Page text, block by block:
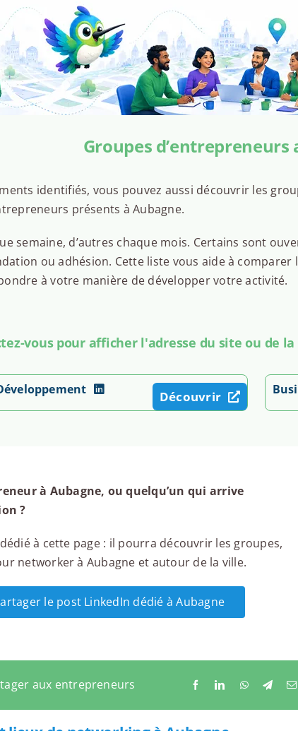
Groupes d’entrepreneurs
identifiés, vous pouvez aussi découvrir les
présents à Aubagne.
semaine, d’autres chaque mois. Certains sont
ou adhésion. Cette liste vous aide à comparer
à votre manière de développer votre activité.
vous pour afficher l'adresse du site ou de
Découvrir
à Aubagne, ou quelqu’un qui arrive
?
à cette page : il pourra découvrir les groupes,
networker à Aubagne et autour de la ville.
le post LinkedIn dédié à Aubagne
aux entrepreneurs